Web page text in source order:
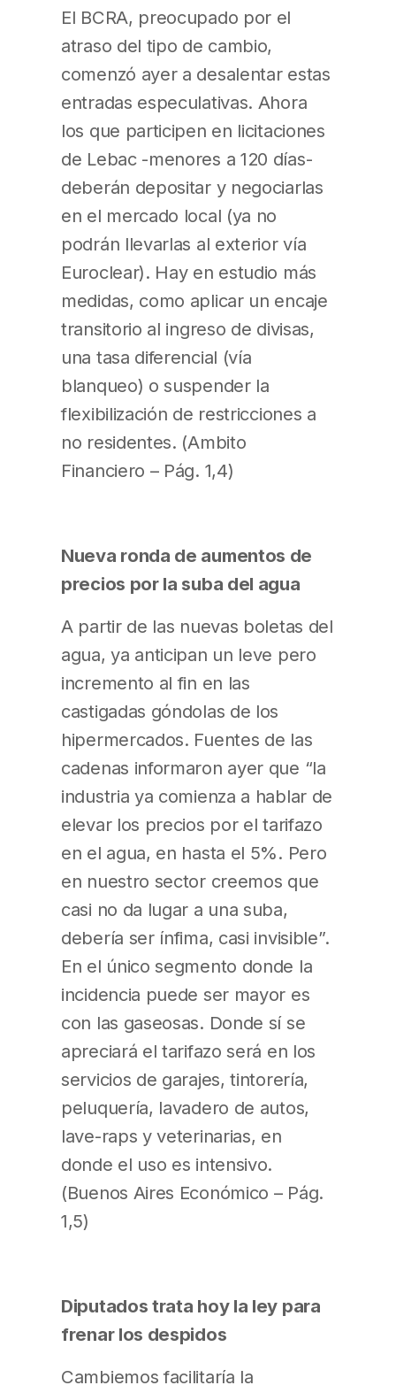
El BCRA, preocupado por el
atraso del tipo de cambio,
comenzó ayer a desalentar estas
entradas especulativas. Ahora
los que participen en licitaciones
de Lebac -menores a 120 días-
deberán depositar y negociarlas
en el mercado local (ya no
podrán llevarlas al exterior vía
Euroclear). Hay en estudio más
medidas, como aplicar un encaje
transitorio al ingreso de divisas,
una tasa diferencial (vía
blanqueo) o suspender la
flexibilización de restricciones a
no residentes. (Ambito
Financiero – Pág. 1,4)
Nueva ronda de aumentos de
precios por la suba del agua
A partir de las nuevas boletas del
agua, ya anticipan un leve pero
incremento al fin en las
castigadas góndolas de los
hipermercados. Fuentes de las
cadenas informaron ayer que “la
industria ya comienza a hablar de
elevar los precios por el tarifazo
en el agua, en hasta el 5%. Pero
en nuestro sector creemos que
casi no da lugar a una suba,
debería ser ínfima, casi invisible”.
En el único segmento donde la
incidencia puede ser mayor es
con las gaseosas. Donde sí se
apreciará el tarifazo será en los
servicios de garajes, tintorería,
peluquería, lavadero de autos,
lave-raps y veterinarias, en
donde el uso es intensivo.
(Buenos Aires Económico – Pág.
1,5)
Diputados trata hoy la ley para
frenar los despidos
Cambiemos facilitaría la